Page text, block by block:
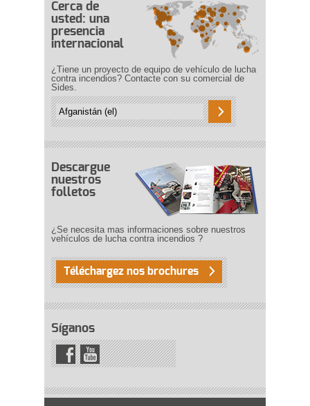
Cerca de
usted: una
presencia
internacional
¿Tiene un proyecto de equipo de vehículo de lucha
contra incendios? Contacte con su comercial de
Sides.
Descargue
nuestros
folletos
¿Se necesita mas informaciones sobre nuestros
vehículos de lucha contra incendios ?
Téléchargez nos brochures
Síganos